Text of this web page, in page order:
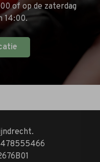
of op de zaterdag
14:00.